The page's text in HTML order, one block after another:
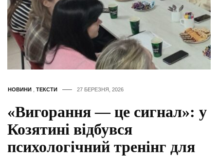
НОВИНИ ТЕКСТИ 27 БЕРЕЗНЯ, 2026
«Вигорання — це сигнал»: у
Козятині відбувся
психологічний тренінг для